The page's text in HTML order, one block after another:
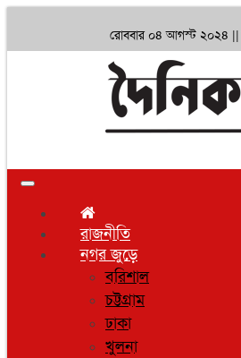
রোববার ০৪ আগস্ট ২০২৪ ||
Toggle
রাজনীতি
নগর জুড়ে
বরিশাল
চট্টগ্রাম
ঢাকা
খুলনা